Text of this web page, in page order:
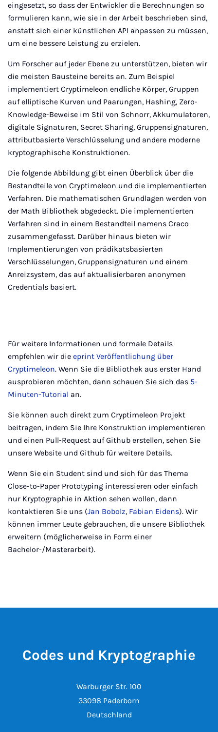
eingesetzt, so dass der Entwickler die Berechnungen so
formulieren kann, wie sie in der Arbeit beschrieben sind,
anstatt sich einer künstlichen API anpassen zu müssen,
um eine bessere Leistung zu erzielen.
Um Forscher auf jeder Ebene zu unterstützen, bieten wir
die meisten Bausteine bereits an. Zum Beispiel
implementiert Cryptimeleon endliche Körper, Gruppen
auf elliptische Kurven und Paarungen, Hashing, Zero-
Knowledge-Beweise im Stil von Schnorr, Akkumulatoren,
digitale Signaturen, Secret Sharing, Gruppensignaturen,
attributbasierte Verschlüsselung und andere moderne
kryptographische Konstruktionen.
Die folgende Abbildung gibt einen Überblick über die
Bestandteile von Cryptimeleon und die implementierten
Verfahren. Die mathematischen Grundlagen werden von
der Math Bibliothek abgedeckt. Die implementierten
Verfahren sind in einem Bestandteil namens Craco
zusammengefasst. Darüber hinaus bieten wir
Implementierungen von prädikatsbasierten
Verschlüsselungen, Gruppensignaturen und einem
Anreizsystem, das auf aktualisierbaren anonymen
Credentials basiert.
Für weitere Informationen und formale Details
empfehlen wir die eprint Veröffentlichung über
Cryptimeleon. Wenn Sie die Bibliothek aus erster Hand
ausprobieren möchten, dann schauen Sie sich das 5-
Minuten-Tutorial an.
Sie können auch direkt zum Cryptimeleon Projekt
beitragen, indem Sie Ihre Konstruktion implementieren
und einen Pull-Request auf Github erstellen, sehen Sie
unsere Website und Github für weitere Details.
Wenn Sie ein Student sind und sich für das Thema
Close-to-Paper Prototyping interessieren oder einfach
nur Kryptographie in Aktion sehen wollen, dann
kontaktieren Sie uns (Jan Bobolz, Fabian Eidens). Wir
können immer Leute gebrauchen, die unsere Bibliothek
erweitern (möglicherweise in Form einer
Bachelor-/Masterarbeit).
Codes und Kryptographie
Warburger Str. 100
33098 Paderborn
Deutschland